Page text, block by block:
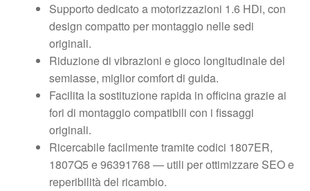
Supporto dedicato a motorizzazioni 1.6 HDi, con
design compatto per montaggio nelle sedi
originali.
Riduzione di vibrazioni e gioco longitudinale del
semiasse, miglior comfort di guida.
Facilita la sostituzione rapida in officina grazie ai
fori di montaggio compatibili con i fissaggi
originali.
Ricercabile facilmente tramite codici 1807ER,
1807Q5 e 96391768 — utili per ottimizzare SEO e
reperibilità del ricambio.